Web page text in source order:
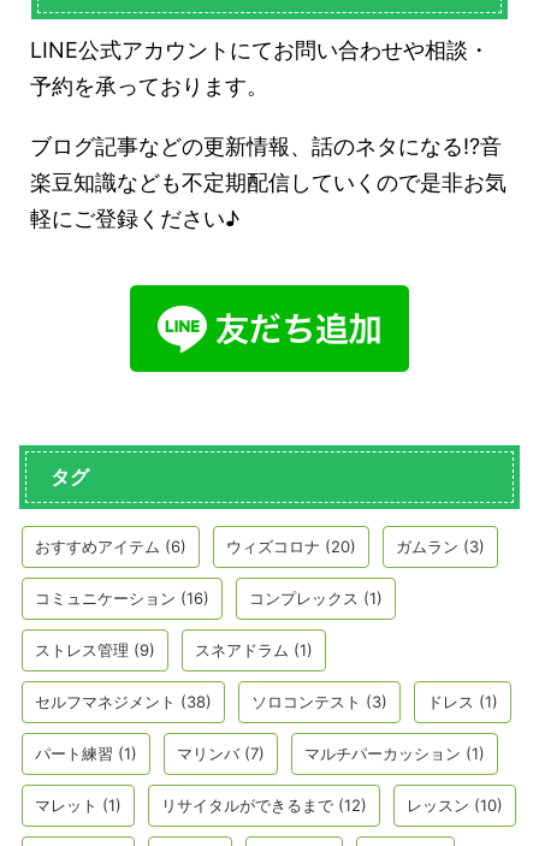
LINE公式アカウントにてお問い合わせや相談・
予約を承っております。
ブログ記事などの更新情報、話のネタになる!?音
楽豆知識なども不定期配信していくので是非お気
軽にご登録ください♪
タグ
おすすめアイテム (6) ウィズコロナ (20) ガムラン (3)
コミュニケーション (16) コンプレックス (1)
ストレス管理 (9) スネアドラム (1)
セルフマネジメント (38) ソロコンテスト (3) ドレス (1)
パート練習 (1) マリンバ(7) マルチパーカッション (1)
マレット (1) リサイタルができるまで (12) レッスン (10)